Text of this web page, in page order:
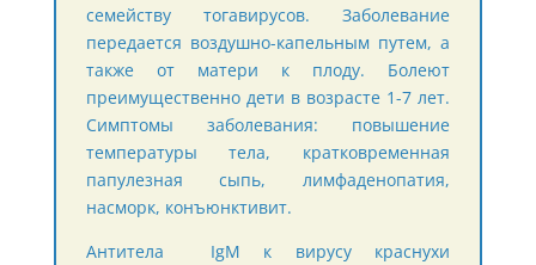
семейству тогавирусов. Заболевание
передается воздушно-капельным путем, а
также от матери к плоду. Болеют
преимущественно дети в возрасте 1-7 лет.
Симптомы заболевания: повышение
температуры тела, кратковременная
папулезная сыпь, лимфаденопатия,
насморк, конъюнктивит.
Антитела IgM к вирусу краснухи